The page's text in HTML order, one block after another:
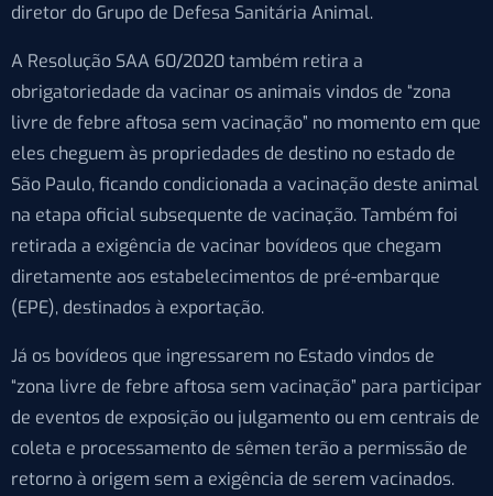
diretor do Grupo de Defesa Sanitária Animal.
A Resolução SAA 60/2020 também retira a
obrigatoriedade da vacinar os animais vindos de “zona
livre de febre aftosa sem vacinação” no momento em que
eles cheguem às propriedades de destino no estado de
São Paulo, ficando condicionada a vacinação deste animal
na etapa oficial subsequente de vacinação. Também foi
retirada a exigência de vacinar bovídeos que chegam
diretamente aos estabelecimentos de pré-embarque
(EPE), destinados à exportação.
Já os bovídeos que ingressarem no Estado vindos de
“zona livre de febre aftosa sem vacinação” para participar
de eventos de exposição ou julgamento ou em centrais de
coleta e processamento de sêmen terão a permissão de
retorno à origem sem a exigência de serem vacinados.